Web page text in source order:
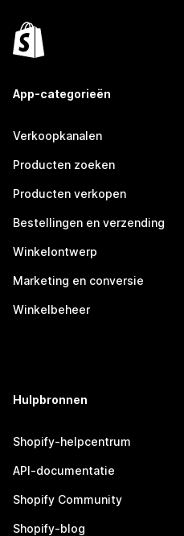
App-categorieën
Verkoopkanalen
Producten zoeken
Producten verkopen
Bestellingen en verzending
Winkelontwerp
Marketing en conversie
Winkelbeheer
Hulpbronnen
Shopify-helpcentrum
API-documentatie
Shopify Community
Shopify-blog